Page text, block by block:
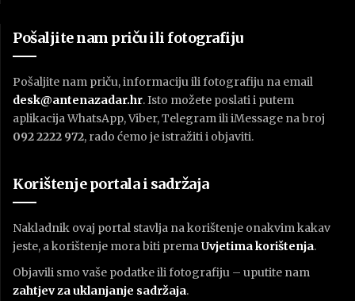
Pošaljite nam priču ili fotografiju
Pošaljite nam priču, informaciju ili fotografiju na email
desk@antenazadar.hr. Isto možete poslati i putem
aplikacija WhatsApp, Viber, Telegram ili iMessage na broj
092 2222 972, rado ćemo je istražiti i objaviti.
Korištenje portala i sadržaja
Nakladnik ovaj portal stavlja na korištenje onakvim kakav
jeste, a korištenje mora biti premaUvjetima korištenja.
Objavili smo vaše podatke ili fotografiju – uputite nam
zahtjev za uklanjanje sadržaja.